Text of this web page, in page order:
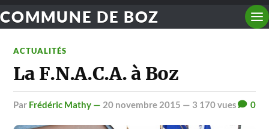
COMMUNE DE BOZ
ACTUALITÉS
La F.N.A.C.A. à Boz
par Frédéric Mathy — 20 novembre 2015 — 3 170 vues 0